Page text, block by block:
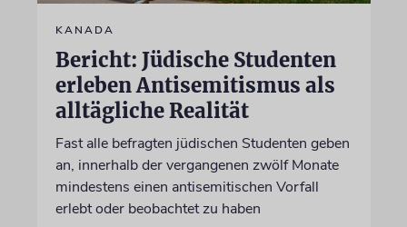
KANADA
Bericht: Jüdische Studenten
erleben Antisemitismus als
alltägliche Realität
Fast alle befragten jüdischen Studenten geben
an, innerhalb der vergangenen zwölf Monate
mindestens einen antisemitischen Vorfall
erlebt oder beobachtet zu haben